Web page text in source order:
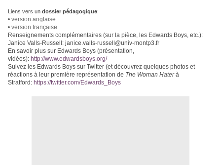
Liens vers un dossier pédagogique:
• version anglaise
• version française
Renseignements complémentaires (sur la pièce, les Edwards Boys, etc.):
Janice Valls-Russell: janice.valls-russell@univ-montp3.fr
En savoir plus sur Edwards Boys (présentation,
vidéos): http://www.edwardsboys.org/
Suivez les Edwards Boys sur Twitter (et découvrez quelques photos et
réactions à leur première représentation de The Woman Haterà
Stratford: https://twitter.com/Edwards_Boys